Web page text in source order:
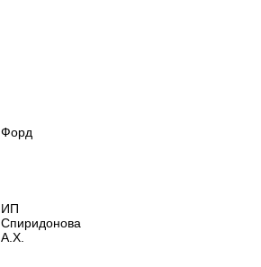
Форд
ИП
Спиридонова
А.Х.